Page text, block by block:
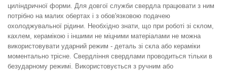
циліндричної форми. Для довгої служби свердла працювати з ним
потрібно на малих обертах і з обов'язковою подачею
охолоджувальної рідини. Необхідно знати, що при роботі зі склом,
кахлем, керамікою і іншими не міцними матеріалами не можна
використовувати ударний режим - деталь зі скла або кераміки
моментально трісне. Свердління свердлами проводиться тільки в
безударному режимі. Використовується з ручним або